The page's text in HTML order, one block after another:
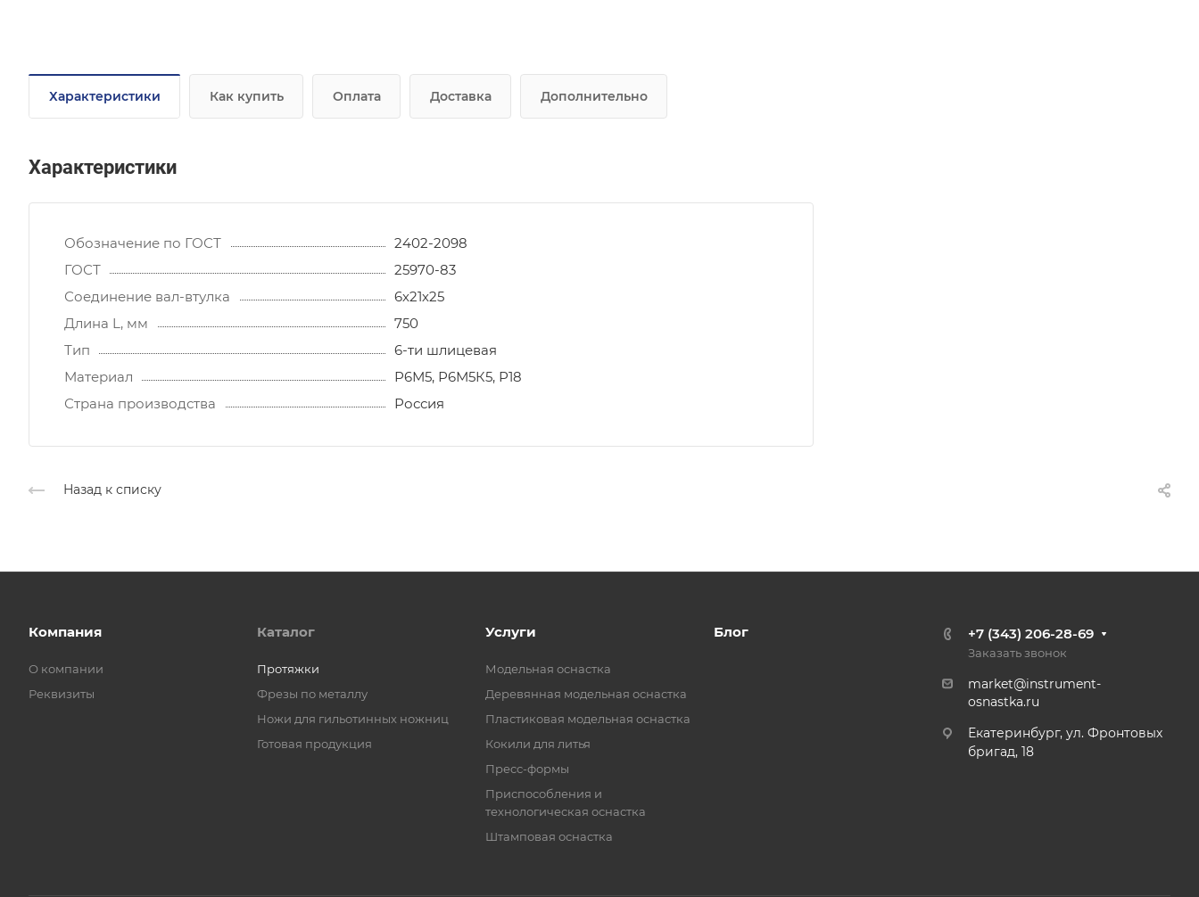
Характеристики Как купить Оплата Доставка Дополнительно
Характеристики
Обозначение по ГОСТ
2402-2098
ГОСТ
25970-83
Соединение вал-втулка
6х21х25
Длина L, мм
750
Тип
6-ти шлицевая
Материал
Р6М5, Р6М5К5, Р18
Страна производства
Россия
Назад к списку
Компания
О компании
Реквизиты
Каталог
Протяжки
Фрезы по металлу
Ножи для гильотинных ножниц
Готовая продукция
Услуги
Модельная оснастка
Деревянная модельная оснастка
Пластиковая модельная оснастка
Кокили для литья
Пресс-формы
Приспособления и
технологическая оснастка
Штамповая оснастка
Блог +7 (343) 206-28-69
Заказать звонок
market@instrument-
osnastka.ru
Екатеринбург, ул. Фронтовых
бригад, 18